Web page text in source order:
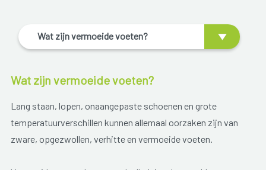
Wat zijn vermoeide voeten?
Wat zijn vermoeide voeten?
Lang staan, lopen, onaangepaste schoenen en grote
temperatuurverschillen kunnen allemaal oorzaken zijn van
zware, opgezwollen, verhitte en vermoeide voeten.